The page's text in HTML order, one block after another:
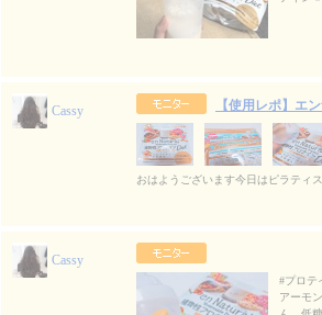
Cassy 【使用レポ】エ
おはようございます今日はピラティ
Cassy
#プロテ
アーモ